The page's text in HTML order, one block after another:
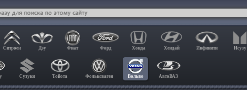
Ситроен Дэу Фиат Форд Хонда Хендай Инфинити Исузу
Сузуки Тойота Фольксваген Вольво АвтоВАЗ